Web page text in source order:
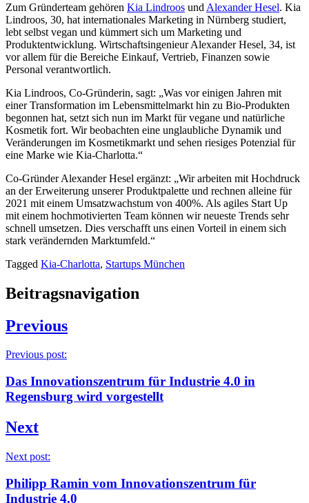
Zum Gründerteam gehören Kia Lindroos und Alexander Hesel. Kia
Lindroos, 30, hat internationales Marketing in Nürnberg studiert,
lebt selbst vegan und kümmert sich um Marketing und
Produktentwicklung. Wirtschaftsingenieur Alexander Hesel, 34, ist
vor allem für die Bereiche Einkauf, Vertrieb, Finanzen sowie
Personal verantwortlich.
Kia Lindroos, Co-Gründerin, sagt: „Was vor einigen Jahren mit
einer Transformation im Lebensmittelmarkt hin zu Bio-Produkten
begonnen hat, setzt sich nun im Markt für vegane und natürliche
Kosmetik fort. Wir beobachten eine unglaubliche Dynamik und
Veränderungen im Kosmetikmarkt und sehen riesiges Potenzial für
eine Marke wie Kia-Charlotta.“
Co-Gründer Alexander Hesel ergänzt: „Wir arbeiten mit Hochdruck
an der Erweiterung unserer Produktpalette und rechnen alleine für
2021 mit einem Umsatzwachstum von 400%. Als agiles Start Up
mit einem hochmotivierten Team können wir neueste Trends sehr
schnell umsetzen. Dies verschafft uns einen Vorteil in einem sich
stark verändernden Marktumfeld.“
Tagged Kia-Charlotta, Startups München
Beitragsnavigation
Previous
Previous post:
Das Innovationszentrum für Industrie 4.0 in
Regensburg wird vorgestellt
Next
Next post:
Philipp Ramin vom Innovationszentrum für
Industrie 4.0